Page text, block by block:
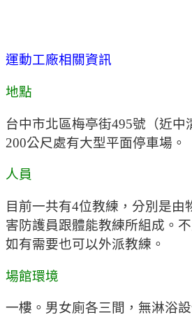
運動工廠相關資訊
地點
台中市北區梅亭街495號（近中
200公尺處有大型平面停車場。
人員
目前一共有4位教練，分別是由
害防護員跟體能教練所組成。
如有需要也可以外派教練。
場館環境
一樓。男女廁各三間，無淋浴設